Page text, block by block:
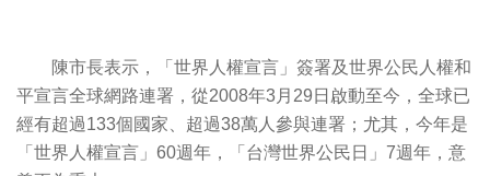
陳市長表示，「世界人權宣言」簽署及世界公民人權和
平宣言全球網路連署，從2008年3月29日啟動至今，全球已
經有超過133個國家、超過38萬人參與連署；尤其，今年是
「世界人權宣言」60週年，「台灣世界公民日」7週年，意